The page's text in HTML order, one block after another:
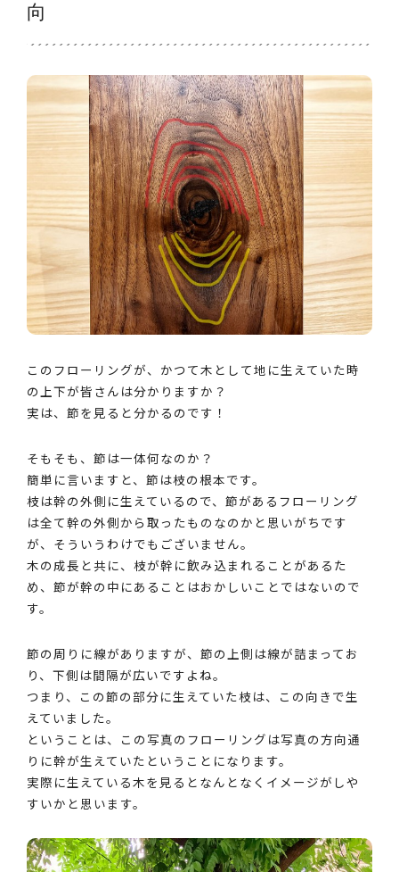
向
このフローリングが、かつて木として地に生えていた時
の上下が皆さんは分かりますか？
実は、節を見ると分かるのです！
そもそも、節は一体何なのか？
簡単に言いますと、節は枝の根本です。
枝は幹の外側に生えているので、節があるフローリング
は全て幹の外側から取ったものなのかと思いがちです
が、そういうわけでもございません。
木の成長と共に、枝が幹に飲み込まれることがあるた
め、節が幹の中にあることはおかしいことではないので
す。
節の周りに線がありますが、節の上側は線が詰まってお
り、下側は間隔が広いですよね。
つまり、この節の部分に生えていた枝は、この向きで生
えていました。
ということは、この写真のフローリングは写真の方向通
りに幹が生えていたということになります。
実際に生えている木を見るとなんとなくイメージがしや
すいかと思います。